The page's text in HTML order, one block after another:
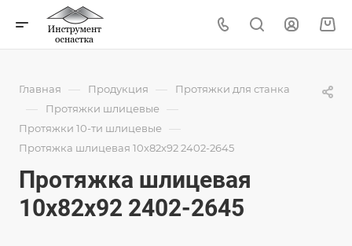
Главная — Продукция — Протяжки для станка
— Протяжки шлицевые —
Протяжки 10-ти шлицевые —
Протяжка шлицевая 10x82x92 2402-2645
Протяжка шлицевая
10x82x92 2402-2645